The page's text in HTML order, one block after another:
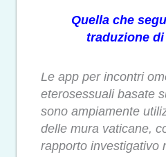
Quella che
traduzione
Le app per incontri
eterosessuali basate
sono ampiamente
delle mura vaticane,
rapporto investigativo